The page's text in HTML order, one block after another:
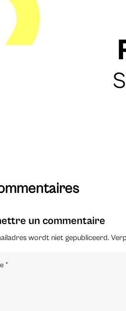
un commentaire
wordt niet gepubliceerd.